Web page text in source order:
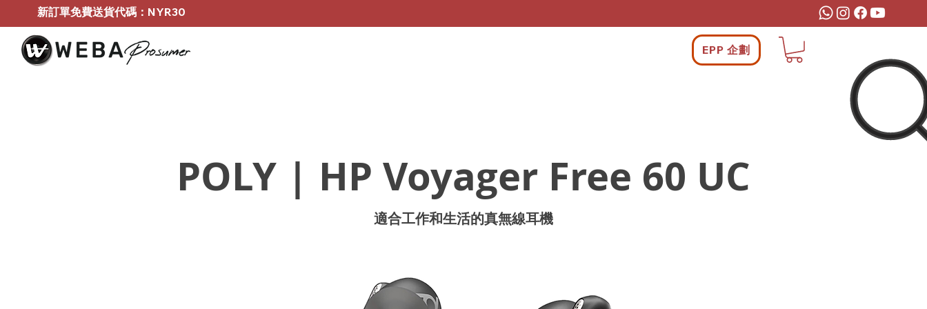
新訂單免費送貨代碼：NYR30
EPP 企劃
POLY | HP Voyager Free 60 UC
適合工作和生活的真無線耳機